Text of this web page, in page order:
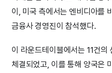
이, 미국 측에서는 엔비디아를
금융사 경영진이 참석했다.
이 라운드테이블에서는 11건
체결되었고, 이를 통해 양국은